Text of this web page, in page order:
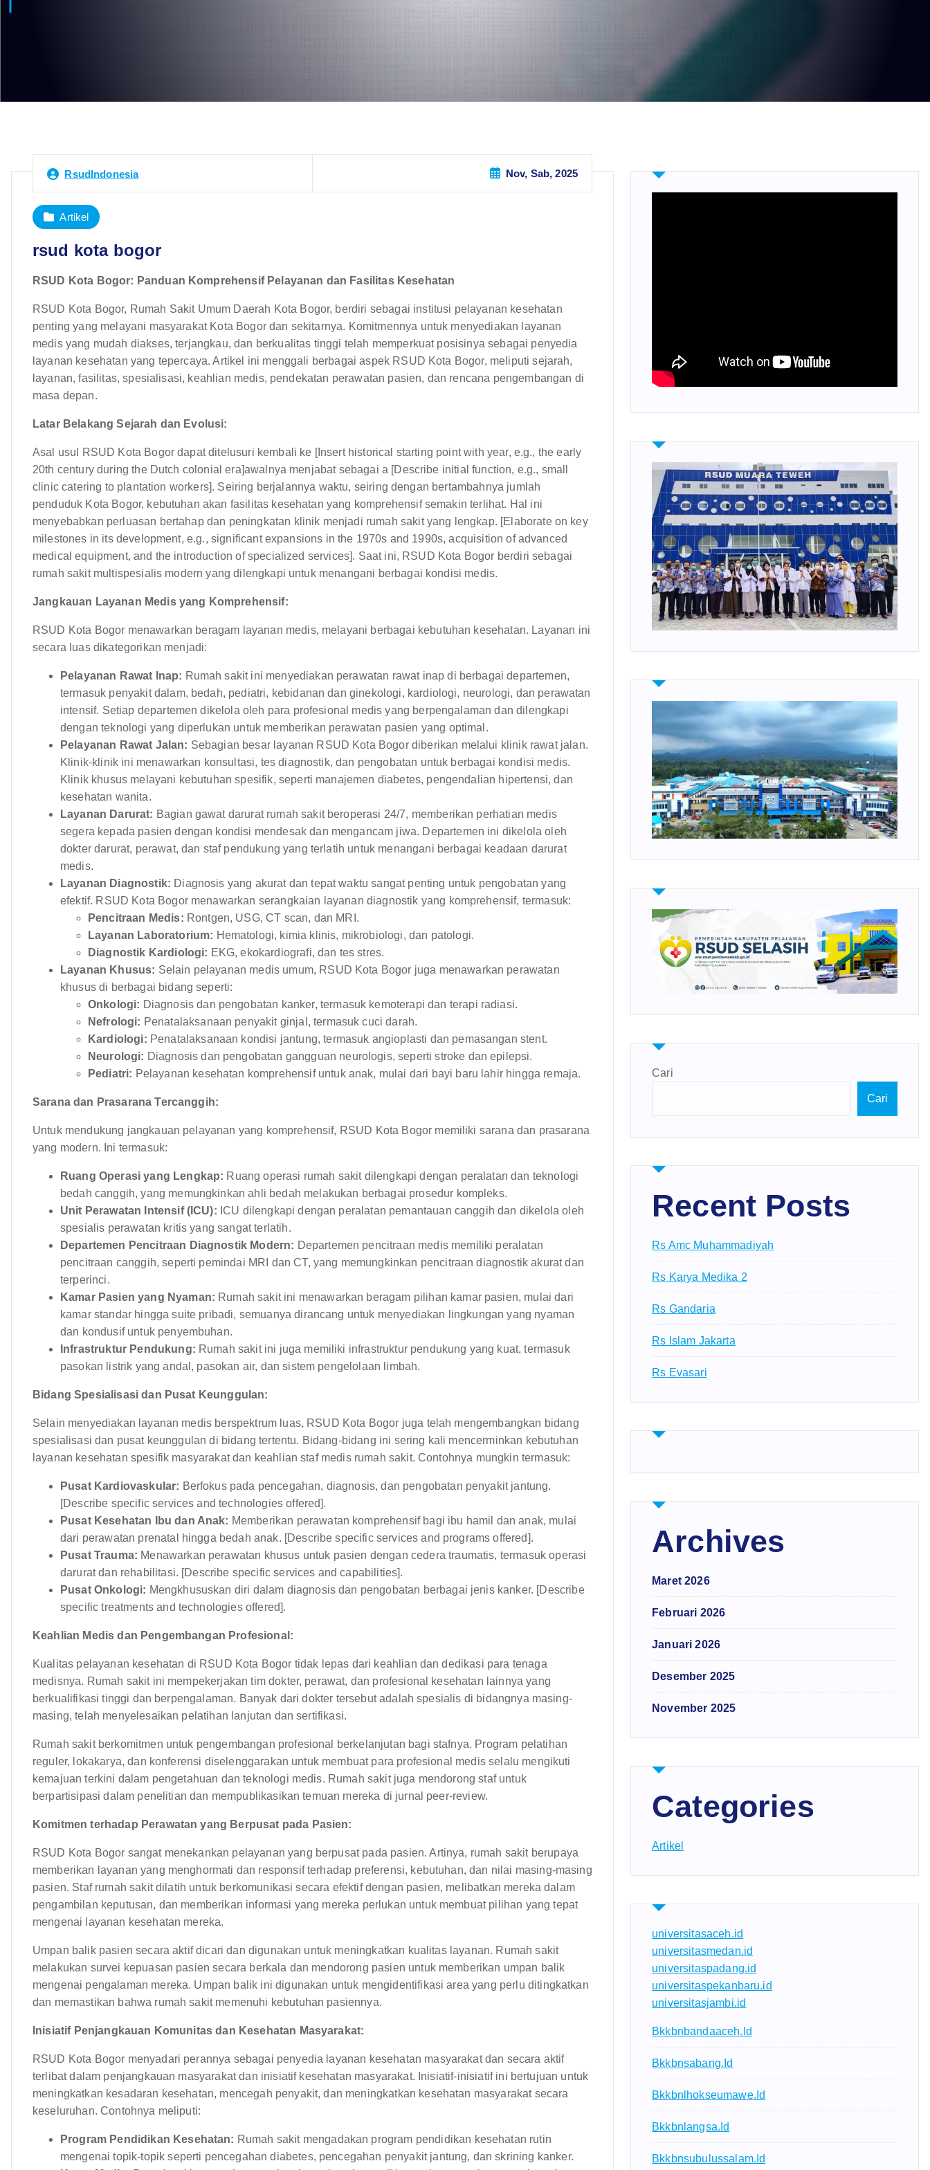
RsudIndonesia Nov, Sab, 2025
Artikel
rsud kota bogor
RSUD Kota Bogor: Panduan Komprehensif Pelayanan dan Fasilitas Kesehatan
RSUD Kota Bogor, Rumah Sakit Umum Daerah Kota Bogor, berdiri sebagai institusi pelayanan kesehatan
penting yang melayani masyarakat Kota Bogor dan sekitarnya. Komitmennya untuk menyediakan layanan
medis yang mudah diakses, terjangkau, dan berkualitas tinggi telah memperkuat posisinya sebagai penyedia
layanan kesehatan yang tepercaya. Artikel ini menggali berbagai aspek RSUD Kota Bogor, meliputi sejarah,
layanan, fasilitas, spesialisasi, keahlian medis, pendekatan perawatan pasien, dan rencana pengembangan di
masa depan.
Latar Belakang Sejarah dan Evolusi:
Asal usul RSUD Kota Bogor dapat ditelusuri kembali ke [Insert historical starting point with year, e.g., the early
20th century during the Dutch colonial era]awalnya menjabat sebagai a [Describe initial function, e.g., small
clinic catering to plantation workers]. Seiring berjalannya waktu, seiring dengan bertambahnya jumlah
penduduk Kota Bogor, kebutuhan akan fasilitas kesehatan yang komprehensif semakin terlihat. Hal ini
menyebabkan perluasan bertahap dan peningkatan klinik menjadi rumah sakit yang lengkap. [Elaborate on key
milestones in its development, e.g., significant expansions in the 1970s and 1990s, acquisition of advanced
medical equipment, and the introduction of specialized services]. Saat ini, RSUD Kota Bogor berdiri sebagai
rumah sakit multispesialis modern yang dilengkapi untuk menangani berbagai kondisi medis.
Jangkauan Layanan Medis yang Komprehensif:
RSUD Kota Bogor menawarkan beragam layanan medis, melayani berbagai kebutuhan kesehatan. Layanan ini
secara luas dikategorikan menjadi:
Pelayanan Rawat Inap: Rumah sakit ini menyediakan perawatan rawat inap di berbagai departemen,
termasuk penyakit dalam, bedah, pediatri, kebidanan dan ginekologi, kardiologi, neurologi, dan perawatan
intensif. Setiap departemen dikelola oleh para profesional medis yang berpengalaman dan dilengkapi
dengan teknologi yang diperlukan untuk memberikan perawatan pasien yang optimal.
Pelayanan Rawat Jalan: Sebagian besar layanan RSUD Kota Bogor diberikan melalui klinik rawat jalan.
Klinik-klinik ini menawarkan konsultasi, tes diagnostik, dan pengobatan untuk berbagai kondisi medis.
Klinik khusus melayani kebutuhan spesifik, seperti manajemen diabetes, pengendalian hipertensi, dan
kesehatan wanita.
Layanan Darurat: Bagian gawat darurat rumah sakit beroperasi 24/7, memberikan perhatian medis
segera kepada pasien dengan kondisi mendesak dan mengancam jiwa. Departemen ini dikelola oleh
dokter darurat, perawat, dan staf pendukung yang terlatih untuk menangani berbagai keadaan darurat
medis.
Layanan Diagnostik: Diagnosis yang akurat dan tepat waktu sangat penting untuk pengobatan yang
efektif. RSUD Kota Bogor menawarkan serangkaian layanan diagnostik yang komprehensif, termasuk:
Pencitraan Medis: Rontgen, USG, CT scan, dan MRI.
Layanan Laboratorium: Hematologi, kimia klinis, mikrobiologi, dan patologi.
Diagnostik Kardiologi: EKG, ekokardiografi, dan tes stres.
Layanan Khusus: Selain pelayanan medis umum, RSUD Kota Bogor juga menawarkan perawatan
khusus di berbagai bidang seperti:
Onkologi: Diagnosis dan pengobatan kanker, termasuk kemoterapi dan terapi radiasi.
Nefrologi: Penatalaksanaan penyakit ginjal, termasuk cuci darah.
Kardiologi: Penatalaksanaan kondisi jantung, termasuk angioplasti dan pemasangan stent.
Neurologi: Diagnosis dan pengobatan gangguan neurologis, seperti stroke dan epilepsi.
Pediatri: Pelayanan kesehatan komprehensif untuk anak, mulai dari bayi baru lahir hingga remaja.
Sarana dan Prasarana Tercanggih:
Untuk mendukung jangkauan pelayanan yang komprehensif, RSUD Kota Bogor memiliki sarana dan prasarana
yang modern. Ini termasuk:
Ruang Operasi yang Lengkap: Ruang operasi rumah sakit dilengkapi dengan peralatan dan teknologi
bedah canggih, yang memungkinkan ahli bedah melakukan berbagai prosedur kompleks.
Unit Perawatan Intensif (ICU): ICU dilengkapi dengan peralatan pemantauan canggih dan dikelola oleh
spesialis perawatan kritis yang sangat terlatih.
Departemen Pencitraan Diagnostik Modern: Departemen pencitraan medis memiliki peralatan
pencitraan canggih, seperti pemindai MRI dan CT, yang memungkinkan pencitraan diagnostik akurat dan
terperinci.
Kamar Pasien yang Nyaman: Rumah sakit ini menawarkan beragam pilihan kamar pasien, mulai dari
kamar standar hingga suite pribadi, semuanya dirancang untuk menyediakan lingkungan yang nyaman
dan kondusif untuk penyembuhan.
Infrastruktur Pendukung: Rumah sakit ini juga memiliki infrastruktur pendukung yang kuat, termasuk
pasokan listrik yang andal, pasokan air, dan sistem pengelolaan limbah.
Bidang Spesialisasi dan Pusat Keunggulan:
Selain menyediakan layanan medis berspektrum luas, RSUD Kota Bogor juga telah mengembangkan bidang
spesialisasi dan pusat keunggulan di bidang tertentu. Bidang-bidang ini sering kali mencerminkan kebutuhan
layanan kesehatan spesifik masyarakat dan keahlian staf medis rumah sakit. Contohnya mungkin termasuk:
Pusat Kardiovaskular: Berfokus pada pencegahan, diagnosis, dan pengobatan penyakit jantung.
[Describe specific services and technologies offered].
Pusat Kesehatan Ibu dan Anak: Memberikan perawatan komprehensif bagi ibu hamil dan anak, mulai
dari perawatan prenatal hingga bedah anak. [Describe specific services and programs offered].
Pusat Trauma: Menawarkan perawatan khusus untuk pasien dengan cedera traumatis, termasuk operasi
darurat dan rehabilitasi. [Describe specific services and capabilities].
Pusat Onkologi: Mengkhususkan diri dalam diagnosis dan pengobatan berbagai jenis kanker. [Describe
specific treatments and technologies offered].
Keahlian Medis dan Pengembangan Profesional:
Kualitas pelayanan kesehatan di RSUD Kota Bogor tidak lepas dari keahlian dan dedikasi para tenaga
medisnya. Rumah sakit ini mempekerjakan tim dokter, perawat, dan profesional kesehatan lainnya yang
berkualifikasi tinggi dan berpengalaman. Banyak dari dokter tersebut adalah spesialis di bidangnya masing-
masing, telah menyelesaikan pelatihan lanjutan dan sertifikasi.
Rumah sakit berkomitmen untuk pengembangan profesional berkelanjutan bagi stafnya. Program pelatihan
reguler, lokakarya, dan konferensi diselenggarakan untuk membuat para profesional medis selalu mengikuti
kemajuan terkini dalam pengetahuan dan teknologi medis. Rumah sakit juga mendorong staf untuk
berpartisipasi dalam penelitian dan mempublikasikan temuan mereka di jurnal peer-review.
Komitmen terhadap Perawatan yang Berpusat pada Pasien:
RSUD Kota Bogor sangat menekankan pelayanan yang berpusat pada pasien. Artinya, rumah sakit berupaya
memberikan layanan yang menghormati dan responsif terhadap preferensi, kebutuhan, dan nilai masing-masing
pasien. Staf rumah sakit dilatih untuk berkomunikasi secara efektif dengan pasien, melibatkan mereka dalam
pengambilan keputusan, dan memberikan informasi yang mereka perlukan untuk membuat pilihan yang tepat
mengenai layanan kesehatan mereka.
Umpan balik pasien secara aktif dicari dan digunakan untuk meningkatkan kualitas layanan. Rumah sakit
melakukan survei kepuasan pasien secara berkala dan mendorong pasien untuk memberikan umpan balik
mengenai pengalaman mereka. Umpan balik ini digunakan untuk mengidentifikasi area yang perlu ditingkatkan
dan memastikan bahwa rumah sakit memenuhi kebutuhan pasiennya.
Inisiatif Penjangkauan Komunitas dan Kesehatan Masyarakat:
RSUD Kota Bogor menyadari perannya sebagai penyedia layanan kesehatan masyarakat dan secara aktif
terlibat dalam penjangkauan masyarakat dan inisiatif kesehatan masyarakat. Inisiatif-inisiatif ini bertujuan untuk
meningkatkan kesadaran kesehatan, mencegah penyakit, dan meningkatkan kesehatan masyarakat secara
keseluruhan. Contohnya meliputi:
Program Pendidikan Kesehatan: Rumah sakit mengadakan program pendidikan kesehatan rutin
mengenai topik-topik seperti pencegahan diabetes, pencegahan penyakit jantung, dan skrining kanker.
Cari
Cari
Recent Posts
Rs Amc Muhammadiyah
Rs Karya Medika 2
Rs Gandaria
Rs Islam Jakarta
Rs Evasari
Archives
Maret 2026
Februari 2026
Januari 2026
Desember 2025
November 2025
Categories
Artikel
universitasaceh.id
universitasmedan.id
universitaspadang.id
universitaspekanbaru.id
universitasjambi.id
Bkkbnbandaaceh.id
Bkkbnsabang.id
Bkkbnlhokseumawe.id
Bkkbnlangsa.id
Bkkbnsubulussalam.id